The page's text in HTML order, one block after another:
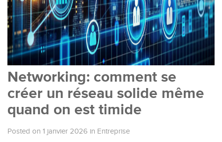
Networking: comment se
créer un réseau solide même
quand on est timide
Posted on 1 janvier 2026 in Entreprise